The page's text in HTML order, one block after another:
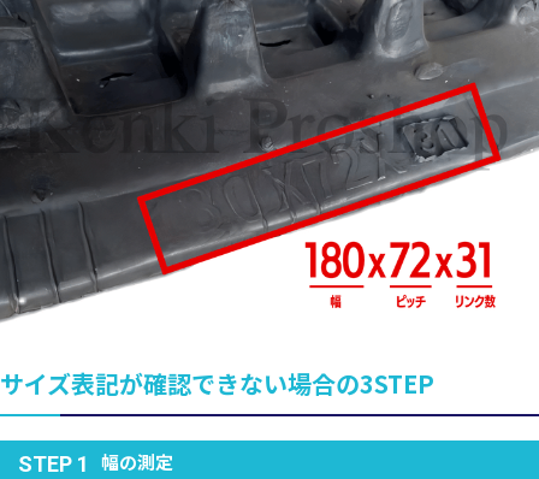
サイズ表記が確認できない場合の3STEP
STEP 1 幅の測定